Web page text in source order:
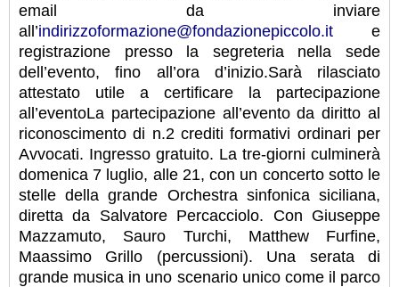
email da inviare
all’indirizzoformazione@fondazionepiccolo.it e
registrazione presso la segreteria nella sede
dell’evento, fino all’ora d’inizio.Sarà rilasciato
attestato utile a certificare la partecipazione
all’eventoLa partecipazione all’evento da diritto al
riconoscimento di n.2 crediti formativi ordinari per
Avvocati. Ingresso gratuito. La tre-giorni culminerà
domenica 7 luglio, alle 21, con un concerto sotto le
stelle della grande Orchestra sinfonica siciliana,
diretta da Salvatore Percacciolo. Con Giuseppe
Mazzamuto, Sauro Turchi, Matthew Furfine,
Maassimo Grillo (percussioni). Una serata di
grande musica in uno scenario unico come il parco